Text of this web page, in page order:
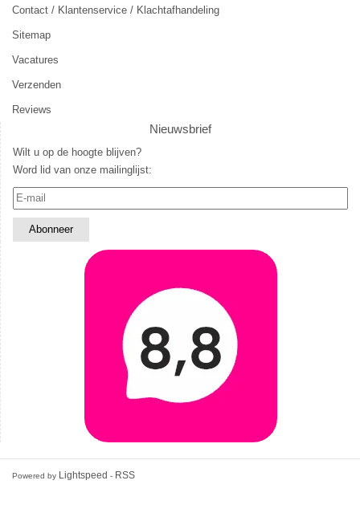
Contact / Klantenservice / Klachtafhandeling
Sitemap
Vacatures
Verzenden
Reviews
Nieuwsbrief
Wilt u op de hoogte blijven?
Word lid van onze mailinglijst:
Powered by Lightspeed - RSS